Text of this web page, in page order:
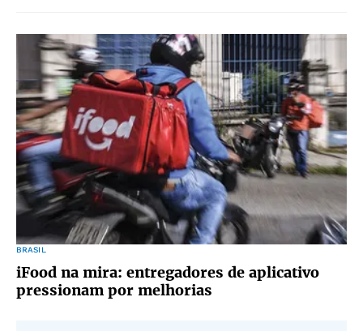
BRASIL
iFood na mira: entregadores de aplicativo
pressionam por melhorias